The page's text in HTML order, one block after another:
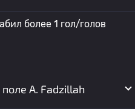
более 1 гол/голов
A. Fadzillah